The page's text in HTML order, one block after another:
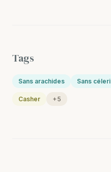
Tags
Sans arachides Sans céleri
Casher +5